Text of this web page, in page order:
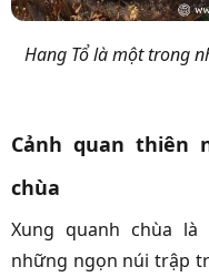
Hang Tổ là một trong
Cảnh quan thiên
chùa
Xung quanh chùa
những ngọn núi trập